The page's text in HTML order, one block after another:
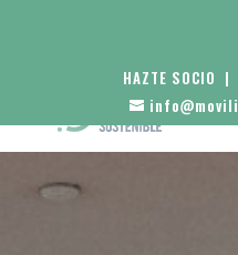
HAZTE SOCIO |